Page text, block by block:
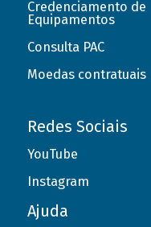
Credenciamento de
Equipamentos
Consulta PAC
Moedas contratuais
Redes Sociais
YouTube
Instagram
Ajuda